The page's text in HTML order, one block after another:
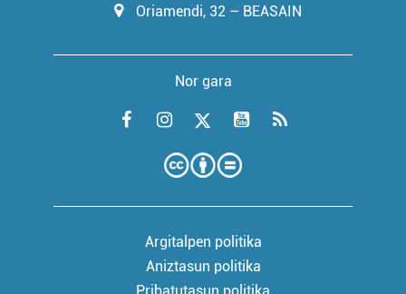
Oriamendi, 32 – BEASAIN
Nor gara
Argitalpen politika
Aniztasun politika